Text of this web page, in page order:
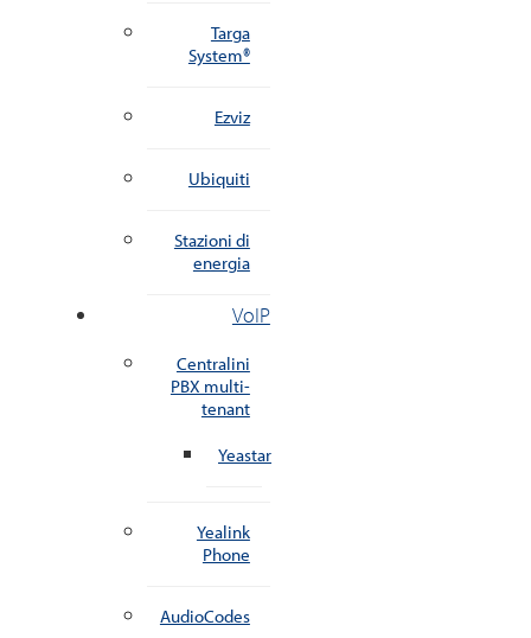
Targa
System®
Ezviz
Ubiquiti
Stazioni di
energia
VoIP
Centralini
PBX multi-
tenant
Yeastar
Yealink
Phone
AudioCodes